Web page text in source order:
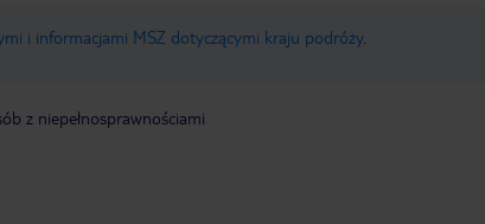
i informacjami MSZ dotyczącymi kraju podróży.
z niepełnosprawnościami